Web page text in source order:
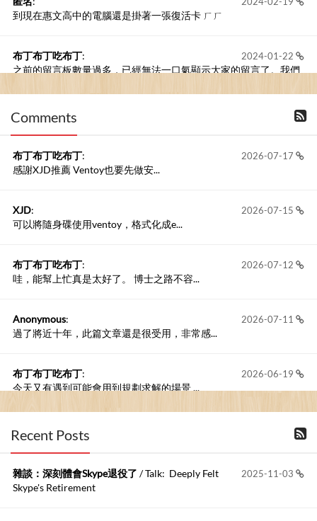
到現在惠文高中的電腦還是掛著一張復活卡 ㄏㄏ
2024-01-22
布丁布丁吃布丁:
之前的留言板數量過多，已經無法一口氣顯示大家的留言了。我們
Comments
2026-07-17
布丁布丁吃布丁:
感謝XJD推薦 Ventoy也要先做安...
2026-07-15
XJD:
可以將隨身碟使用ventoy，格式化成e...
2026-07-12
布丁布丁吃布丁:
哇，能幫上忙真是太好了。 博士之路不容...
2026-07-11
Anonymous:
過了將近十年，此篇文章還是很受用，非常感...
2026-06-19
布丁布丁吃布丁:
今天又有遇到可能會用到規劃求解的場景 ...
2026-06-18
布丁布丁吃布丁
kage好像也可以下載整個網站 感謝分享
Anonymous:
https://github.com/t...
Recent Posts
2025-11-03
雜談：深刻體會Skype退役了 / Talk: Deeply Felt
Skype's Retirement